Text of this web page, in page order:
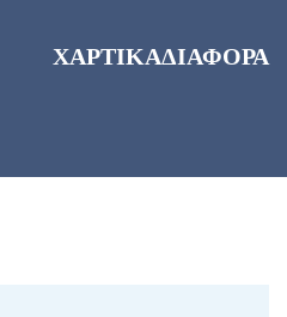
ΧΑΡΤΙΚΑΔΙΑΦΟΡΑ